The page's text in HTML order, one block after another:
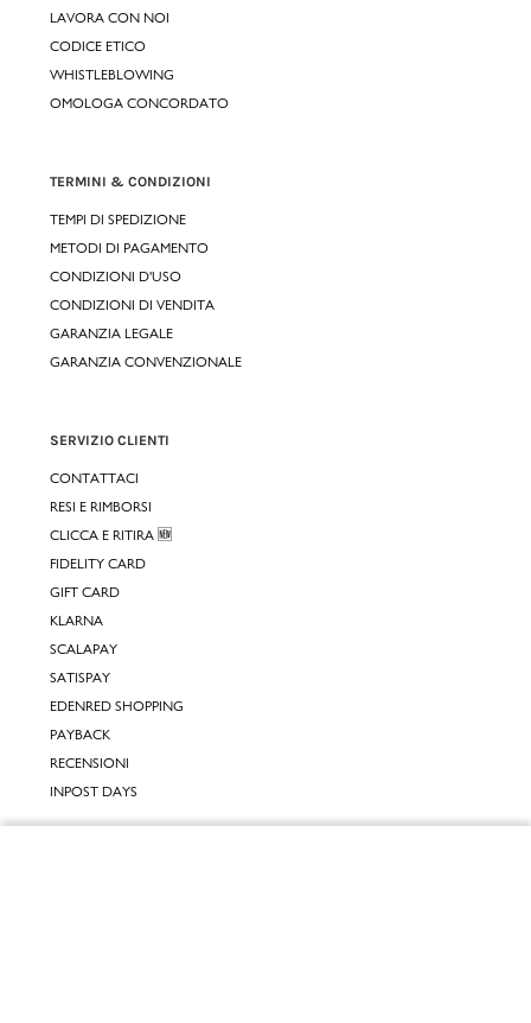
LAVORA CON NOI
CODICE ETICO
WHISTLEBLOWING
OMOLOGA CONCORDATO
TERMINI & CONDIZIONI
TEMPI DI SPEDIZIONE
METODI DI PAGAMENTO
CONDIZIONI D'USO
CONDIZIONI DI VENDITA
GARANZIA LEGALE
GARANZIA CONVENZIONALE
SERVIZIO CLIENTI
CONTATTACI
RESI E RIMBORSI
CLICCA E RITIRA 🆕
FIDELITY CARD
GIFT CARD
KLARNA
SCALAPAY
SATISPAY
EDENRED SHOPPING
PAYBACK
RECENSIONI
INPOST DAYS